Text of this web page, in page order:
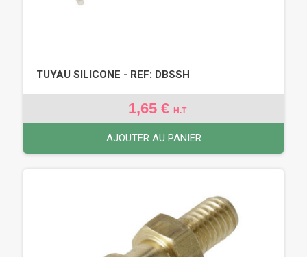
TUYAU SILICONE - REF: DBSSH
1,65 € H.T
AJOUTER AU PANIER